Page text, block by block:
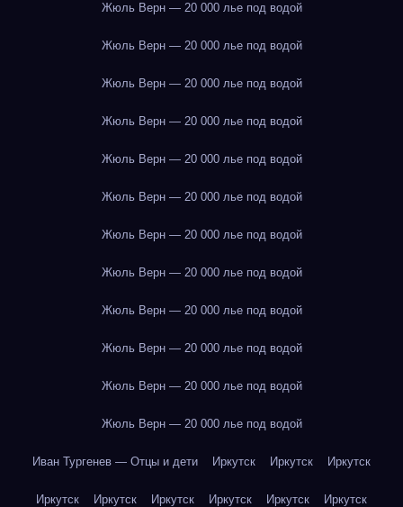
Жюль Верн — 20 000 лье под водой
Жюль Верн — 20 000 лье под водой
Жюль Верн — 20 000 лье под водой
Жюль Верн — 20 000 лье под водой
Жюль Верн — 20 000 лье под водой
Жюль Верн — 20 000 лье под водой
Жюль Верн — 20 000 лье под водой
Жюль Верн — 20 000 лье под водой
Жюль Верн — 20 000 лье под водой
Жюль Верн — 20 000 лье под водой
Жюль Верн — 20 000 лье под водой
Жюль Верн — 20 000 лье под водой
Иван Тургенев — Отцы и дети Иркутск Иркутск Иркутск
Иркутск Иркутск Иркутск Иркутск Иркутск Иркутск